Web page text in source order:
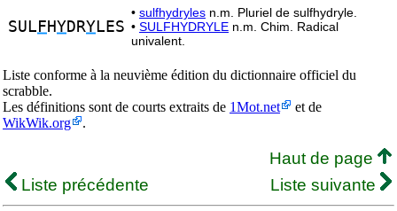
SUL F HYDRYLES
• sulfhydryles n.m. Pluriel de sulfhydryle.
• SULFHYDRYLE n.m. Chim. Radical
univalent.
Liste conforme à la neuvième édition du dictionnaire officiel du
scrabble.
Les définitions sont de courts extraits de 1Mot.net
et de
WikWik.org
.
Haut de page
Liste précédente
Liste suivante